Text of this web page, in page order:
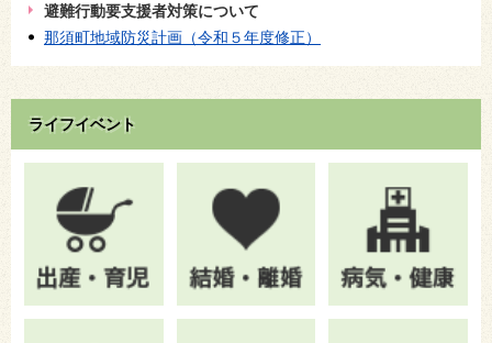
避難行動要支援者対策について
那須町地域防災計画（令和５年度修正）
ライフイベント